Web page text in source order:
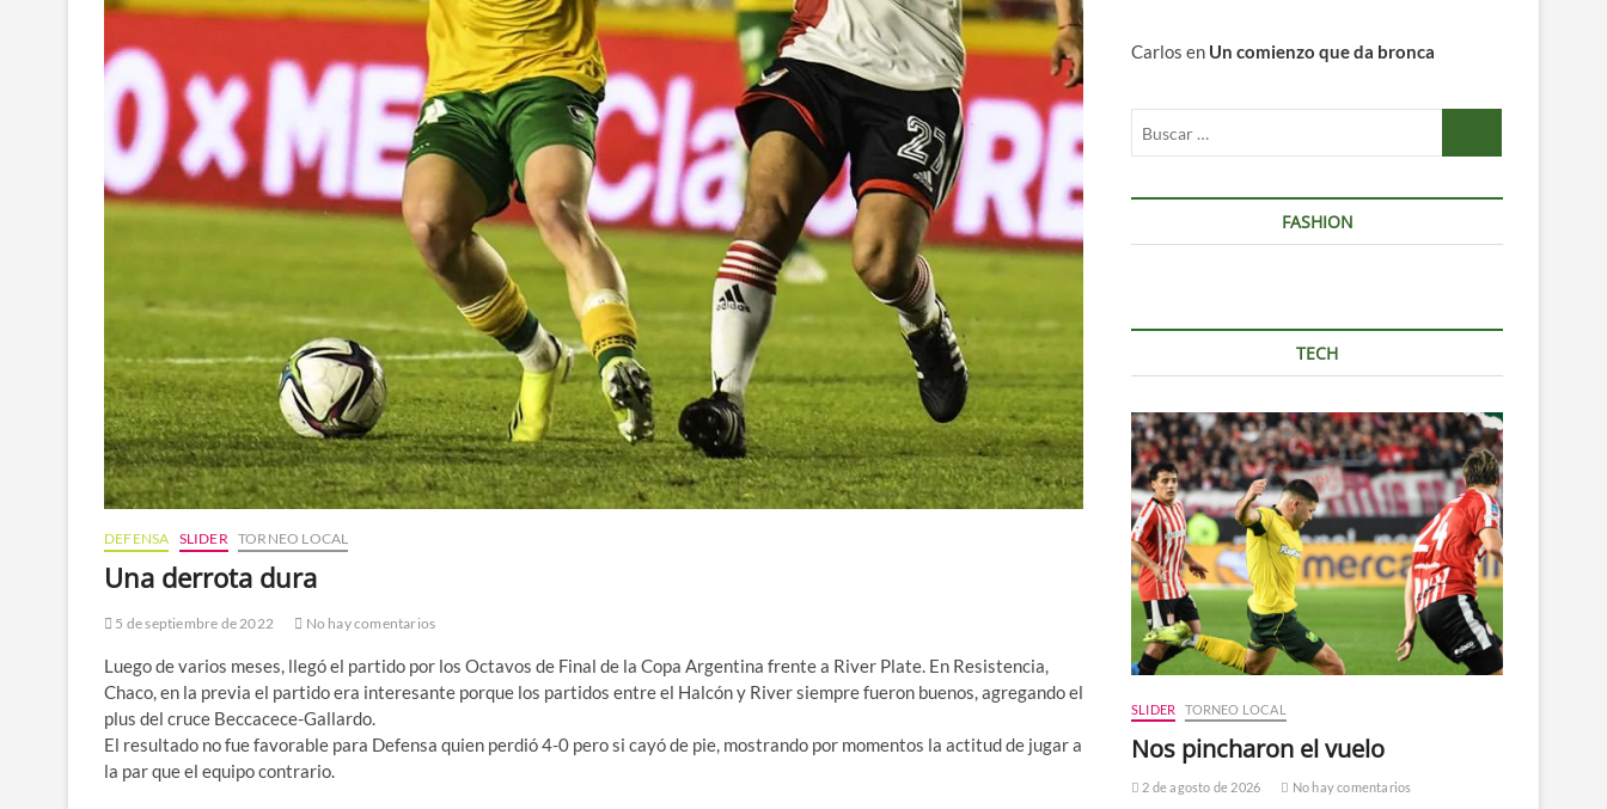
DEFENSA SLIDER TORNEO LOCAL
Una derrota dura
5 de septiembre de 2022 No hay comentarios
Luego de varios meses, llegó el partido por los Octavos de Final de la Copa Argentina frente a River Plate. En Resistencia,
Chaco, en la previa el partido era interesante porque los partidos entre el Halcón y River siempre fueron buenos, agregando el
plus del cruce Beccacece-Gallardo.
El resultado no fue favorable para Defensa quien perdió 4-0 pero si cayó de pie, mostrando por momentos la actitud de jugar a
la par que el equipo contrario.
Carlos en Un comienzo que da bronca
FASHION
TECH
SLIDER TORNEO LOCAL
Nos pincharon el vuelo
2 de agosto de 2026 No hay comentarios